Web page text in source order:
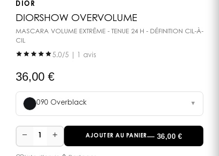
DIOR
DIORSHOW OVERVOLUME
MASCARA VOLUME EXTRÊME - TENUE 24 H - DÉFINITION CIL-À-
CIL
5.0/5 | 1 avis
36,00 €
090 Overblack ▼
− + AJOUTER AU PANIER— 36,00 €